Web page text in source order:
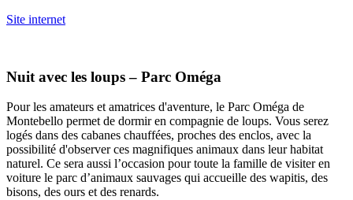
Site internet
Nuit avec les loups – Parc Oméga
Pour les amateurs et amatrices d'aventure, le Parc Oméga de
Montebello permet de dormir en compagnie de loups. Vous serez
logés dans des cabanes chauffées, proches des enclos, avec la
possibilité d'observer ces magnifiques animaux dans leur habitat
naturel. Ce sera aussi l’occasion pour toute la famille de visiter en
voiture le parc d’animaux sauvages qui accueille des wapitis, des
bisons, des ours et des renards.